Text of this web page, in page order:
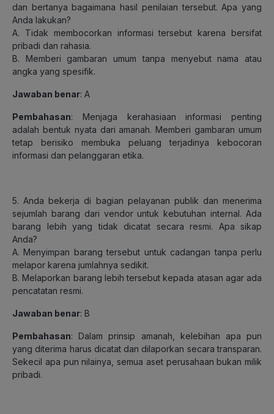
dan bertanya bagaimana hasil penilaian tersebut. Apa yang
Anda lakukan?
A. Tidak membocorkan informasi tersebut karena bersifat
pribadi dan rahasia.
B. Memberi gambaran umum tanpa menyebut nama atau
angka yang spesifik.
Jawaban benar: A
Pembahasan: Menjaga kerahasiaan informasi penting
adalah bentuk nyata dari amanah. Memberi gambaran umum
tetap berisiko membuka peluang terjadinya kebocoran
informasi dan pelanggaran etika.
5. Anda bekerja di bagian pelayanan publik dan menerima
sejumlah barang dari vendor untuk kebutuhan internal. Ada
barang lebih yang tidak dicatat secara resmi. Apa sikap
Anda?
A. Menyimpan barang tersebut untuk cadangan tanpa perlu
melapor karena jumlahnya sedikit.
B. Melaporkan barang lebih tersebut kepada atasan agar ada
pencatatan resmi.
Jawaban benar: B
Pembahasan: Dalam prinsip amanah, kelebihan apa pun
yang diterima harus dicatat dan dilaporkan secara transparan.
Sekecil apa pun nilainya, semua aset perusahaan bukan milik
pribadi.